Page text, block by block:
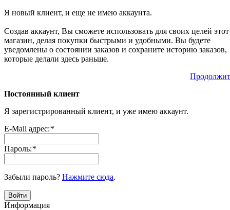
Я новый клиент, и еще не имею аккаунта.
Создав аккаунт, Вы сможете использовать для своих целей этот
магазин, делая покупки быстрыми и удобными. Вы будете
уведомлены о состоянии заказов и сохраните историю заказов,
которые делали здесь раньше.
Постоянный клиент
Я зарегистрированный клиент, и уже имею аккаунт.
E-Mail адрес:*
Пароль:*
Забыли пароль? Нажмите сюда.
Войти
Информация